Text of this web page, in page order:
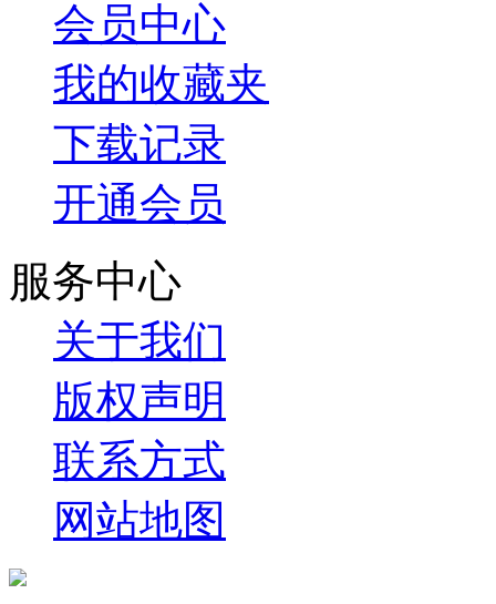
会员中心
我的收藏夹
下载记录
开通会员
服务中心
关于我们
版权声明
联系方式
网站地图